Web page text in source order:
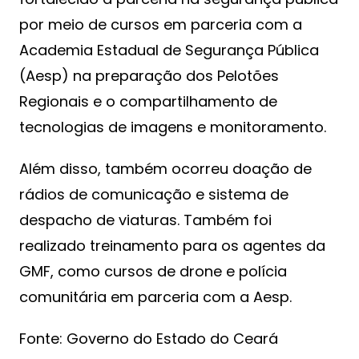
por meio de cursos em parceria com a
Academia Estadual de Segurança Pública
(Aesp) na preparação dos Pelotões
Regionais e o compartilhamento de
tecnologias de imagens e monitoramento.
Além disso, também ocorreu doação de
rádios de comunicação e sistema de
despacho de viaturas. Também foi
realizado treinamento para os agentes da
GMF, como cursos de drone e polícia
comunitária em parceria com a Aesp.
Fonte: Governo do Estado do Ceará